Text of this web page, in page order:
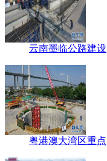
云南墨临公路建设
粤港澳大湾区重点